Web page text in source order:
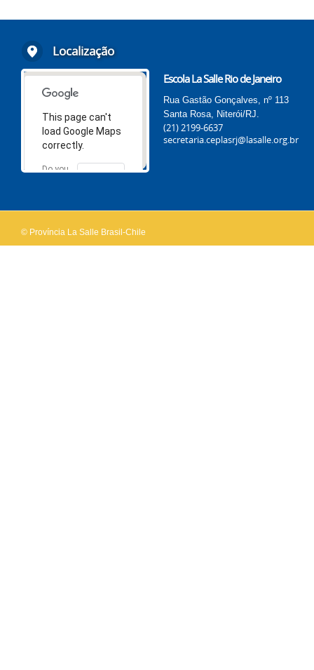
Localização
This page can't
load Google Maps
correctly.
Do you
OK
Escola La Salle Rio de Janeiro
Rua Gastão Gonçalves, nº 113
Santa Rosa, Niterói/RJ.
(21) 2199-6637
secretaria.ceplasrj@lasalle.org.br
© Província La Salle Brasil-Chile